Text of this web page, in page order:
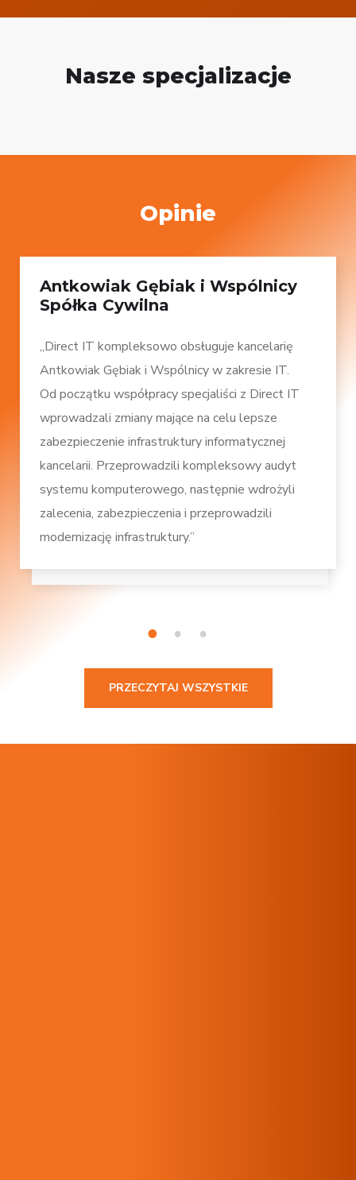
Nasze specjalizacje
Opinie
Antkowiak Gębiak i Wspólnicy
Spółka Cywilna
„Direct IT kompleksowo obsługuje kancelarię
Antkowiak Gębiak i Wspólnicy w zakresie IT.
Od początku współpracy specjaliści z Direct IT
wprowadzali zmiany mające na celu lepsze
zabezpieczenie infrastruktury informatycznej
kancelarii. Przeprowadzili kompleksowy audyt
systemu komputerowego, następnie wdrożyli
zalecenia, zabezpieczenia i przeprowadzili
modernizację infrastruktury.”
1 2 3
PRZECZYTAJ WSZYSTKIE